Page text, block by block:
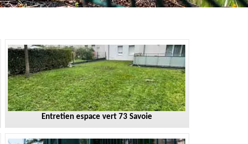
Entretien espace vert 73 Savoie